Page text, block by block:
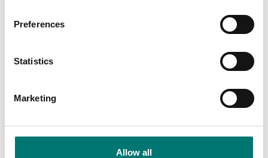
Preferences
Statistics
Marketing
Allow all
210 kr